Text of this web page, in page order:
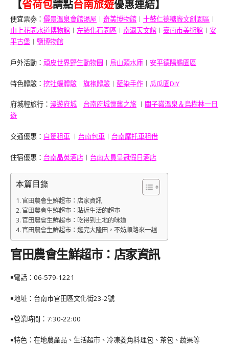
【省荷包請點台南旅遊優惠連結】
便宜票劵： 儷景溫泉會館湯屋 ︱ 奇美博物館 ︱ 十鼓仁德糖廠文創園區 ︱
山上花園水道博物館 ︱ 左鎮化石園區 ︱ 南瀛天文館 ︱ 臺南市美術館 ︱ 安
平古堡 ︱ 鹽博物館
戶外活動： 頑皮世界野生動物園 ︱ 烏山頭水庫 ︱ 安平德陽艦園區
特色體驗： 挖牡蠣體驗 ︱ 旗袍體驗 ︱ 藍染手作 ︱ 瓜瓜園DIY
府城輕旅行： 漫遊府城 ︱ 台南府城懷舊之旅 ︱ 關子嶺溫泉＆烏樹林一日
遊
交通優惠： 自駕租車 ︱ 台南包車 ︱ 台南摩托車租借
住宿優惠： 台南晶英酒店 ︱ 台南大員皇冠假日酒店
本篇目錄
官田農會生鮮超市：店家資訊
官田農會生鮮超市：貼近生活的超市
官田農會生鮮超市：吃得到土地的味道
官田農會生鮮超市：逛完大隆田，不妨順路來一趟
官田農會生鮮超市：店家資訊
￭電話： 06-579-1221
￭地址：台南市官田區文化街23-2號
￭營業時間：7:30-22:00
￭特色：在地農產品、生活超市、冷凍菱角料理包、茶包、蔬果等